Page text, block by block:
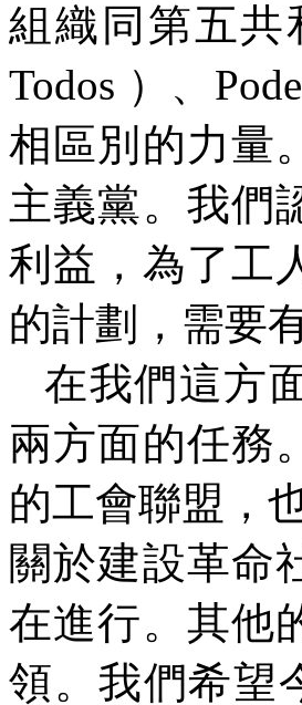
組織同第五共
Todos ）、
相區別的力量
主義黨。我們
利益，為了工
的計劃，需要
在我們這方
兩方面的任務
的工會聯盟，
關於建設革命
在進行。其他
領。我們希望